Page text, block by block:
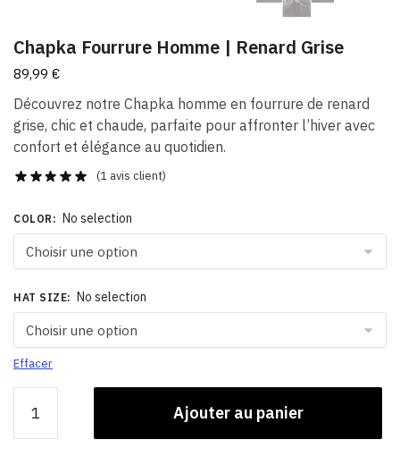
Chapka Fourrure Homme | Renard Grise
89,99 €
Découvrez notre Chapka homme en fourrure de renard
grise, chic et chaude, parfaite pour affronter l’hiver avec
confort et élégance au quotidien.
(1 avis client)
COLOR : No selection
HAT SIZE: No selection
Effacer
Chapka
Ajouter au panier